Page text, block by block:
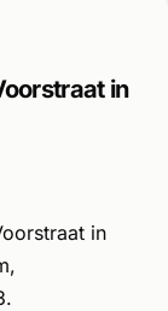
in
in